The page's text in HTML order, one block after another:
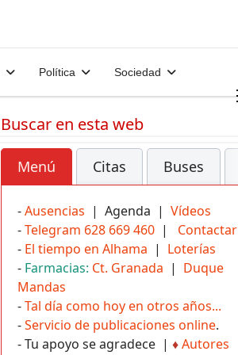
Política Sociedad
Buscar en esta web
Menú Citas Buses
-Ausencias | Agenda | Vídeos
-Telegram 628 669 460 | Contactar
- El tiempo en Alhama | Loterías
- Farmacias: Ct. Granada | Duque
Mandas
-Tal día como hoy en otros años...
-Servicio de publicaciones online.
- Tu apoyo se agradece | ♦Autores